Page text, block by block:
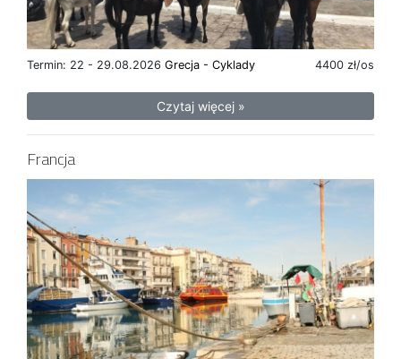
Termin: 22 - 29.08.2026 4400 zł/os
Grecja - Cyklady
Czytaj więcej »
Francja